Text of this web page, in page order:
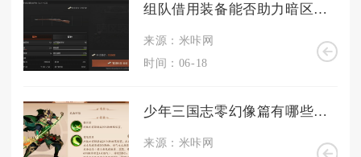
组队借用装备能否助力暗区突围
来源：米咔网
时间：06-18
少年三国志零幻像篇有哪些隐藏任务
来源：米咔网